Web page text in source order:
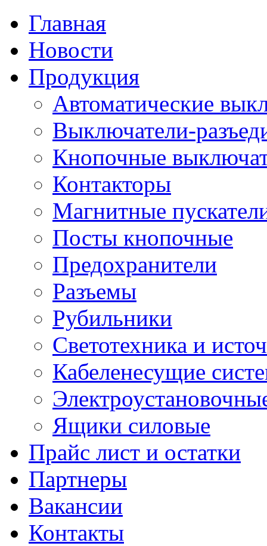
Главная
Новости
Продукция
Автоматические
Выключатели-
Кнопочные
Контакторы
Магнитные
Посты кнопочные
Предохранители
Разъемы
Рубильники
Светотехника и
Кабеленесущие
Ящики силовые
Прайс лист и остатки
Партнеры
Вакансии
Контакты